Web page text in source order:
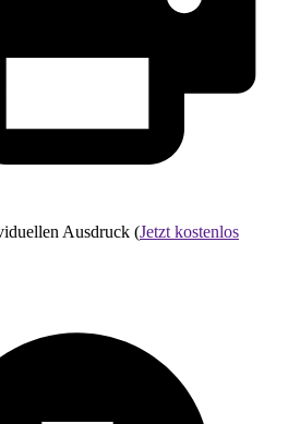
Ausdruck (Jetzt kostenlos